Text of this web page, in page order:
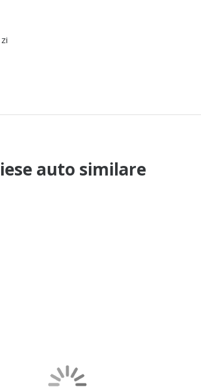
auto similare